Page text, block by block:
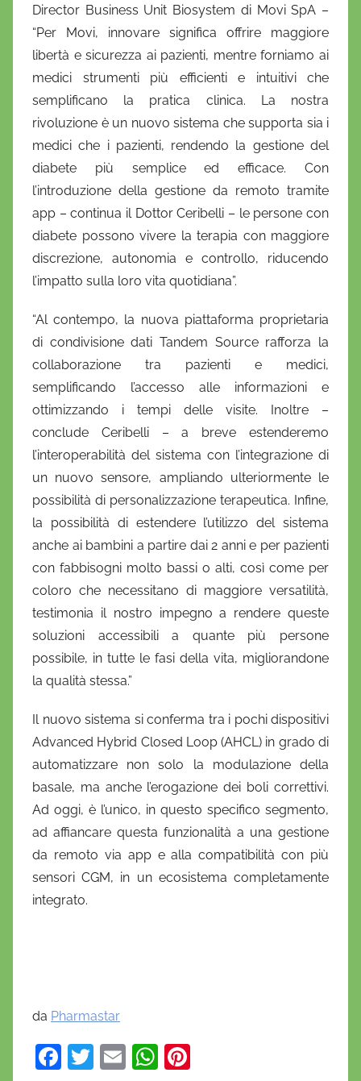
Director Business Unit Biosystem di Movi SpA –
“Per Movi, innovare significa offrire maggiore
libertà e sicurezza ai pazienti, mentre forniamo ai
medici strumenti più efficienti e intuitivi che
semplificano la pratica clinica. La nostra
rivoluzione è un nuovo sistema che supporta sia i
medici che i pazienti, rendendo la gestione del
diabete più semplice ed efficace. Con
l’introduzione della gestione da remoto tramite
app – continua il Dottor Ceribelli – le persone con
diabete possono vivere la terapia con maggiore
discrezione, autonomia e controllo, riducendo
l’impatto sulla loro vita quotidiana”.
“Al contempo, la nuova piattaforma proprietaria
di condivisione dati Tandem Source rafforza la
collaborazione tra pazienti e medici,
semplificando l’accesso alle informazioni e
ottimizzando i tempi delle visite. Inoltre –
conclude Ceribelli – a breve estenderemo
l’interoperabilità del sistema con l’integrazione di
un nuovo sensore, ampliando ulteriormente le
possibilità di personalizzazione terapeutica. Infine,
la possibilità di estendere l’utilizzo del sistema
anche ai bambini a partire dai 2 anni e per pazienti
con fabbisogni molto bassi o alti, così come per
coloro che necessitano di maggiore versatilità,
testimonia il nostro impegno a rendere queste
soluzioni accessibili a quante più persone
possibile, in tutte le fasi della vita, migliorandone
la qualità stessa.”
Il nuovo sistema si conferma tra i pochi dispositivi
Advanced Hybrid Closed Loop (AHCL) in grado di
automatizzare non solo la modulazione della
basale, ma anche l’erogazione dei boli correttivi.
Ad oggi, è l’unico, in questo specifico segmento,
ad affiancare questa funzionalità a una gestione
da remoto via app e alla compatibilità con più
sensori CGM, in un ecosistema completamente
integrato.
da Pharmastar
F
T
E
W